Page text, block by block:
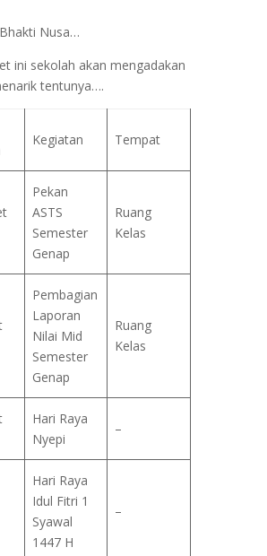
Nusa…
ini sekolah akan mengadakan
tentunya….
Kegiatan Tempat
Pekan
ASTS
Semester
Genap
Ruang
Kelas
Pembagian
Laporan
Nilai Mid
Semester
Genap
Ruang
Kelas
Hari Raya
Nyepi
–
Hari Raya
Idul Fitri 1
Syawal
1447 H
–